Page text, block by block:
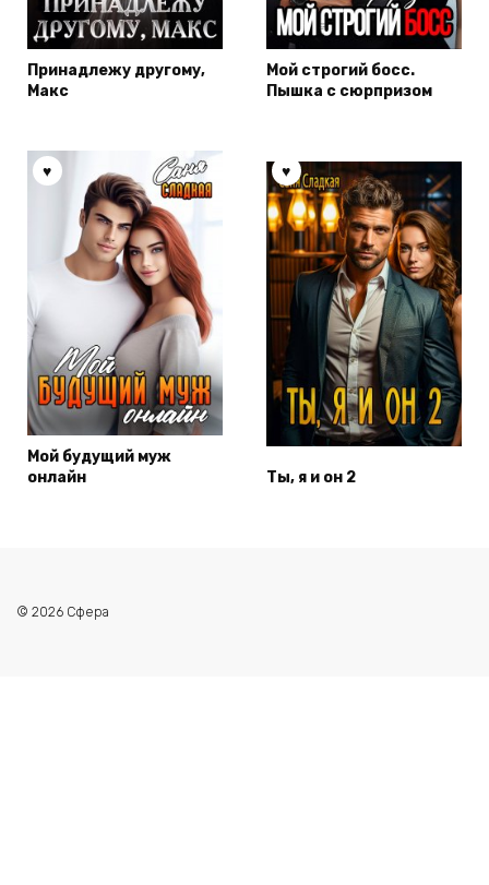
Принадлежу другому,
Макс
Мой строгий босс.
Пышка с сюрпризом
Мой будущий муж
онлайн
Ты, я и он 2
© 2026 Сфера